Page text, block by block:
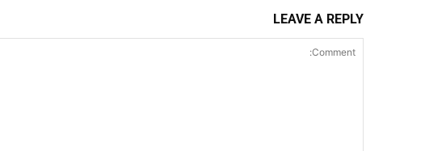
LEAVE A REPLY